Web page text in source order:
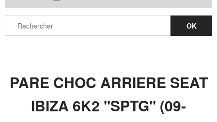
PARE CHOC ARRIERE SEAT
IBIZA 6K2 "SPTG" (09-